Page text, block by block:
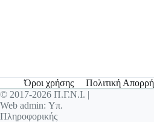
Όροι χρήσης Πολιτική
© 2017-2026 Π.Γ.Ν.Ι. |
Web admin: Υπ.
Πληροφορικής